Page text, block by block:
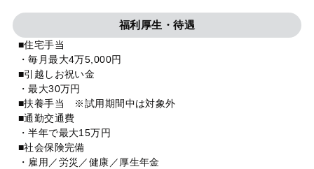
福利厚生・待遇
■住宅手当
・毎月最大4万5,000円
■引越しお祝い金
・最大30万円
■扶養手当 ※試用期間中は対象外
■通勤交通費
・半年で最大15万円
■社会保険完備
・雇用／労災／健康／厚生年金